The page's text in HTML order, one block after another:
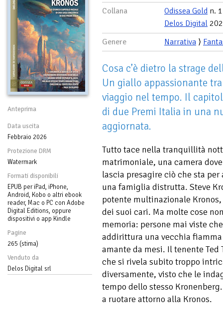
Anteprima
Data uscita
Febbraio 2026
Protezione DRM
Watermark
Formati disponibili
EPUB per iPad, iPhone,
Android, Kobo o altri ebook
reader, Mac o PC con Adobe
Digital Editions, oppure
dispositivi o app Kindle
Pagine
265 (stima)
Venduto da
Delos Digital srl
Collana
Odissea Gold n.
Delos Digital
Genere
Narrativa ⟩
Cosa c’è dietro la strage
Un giallo appassionante
viaggio nel tempo. Il
di due Premi Italia in una
aggiornata.
Tutto tace nella tranquillità
matrimoniale, una camera
lascia presagire ciò che sta
una famiglia distrutta. Steve
potente multinazionale
dei suoi cari. Ma molte cose
memoria: persone mai viste
addirittura una vecchia
amante da mesi. Il tenente Ted
che si rivela subito troppo
diversamente, visto che le
tempo dello stesso
a ruotare attorno alla Kronos.